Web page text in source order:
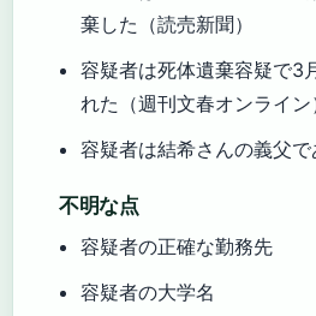
棄した（読売新聞）
容疑者は死体遺棄容疑で3
れた（週刊文春オンライン
容疑者は結希さんの義父で
不明な点
容疑者の正確な勤務先
容疑者の大学名